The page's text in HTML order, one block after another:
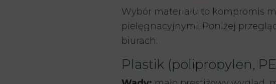
Wybór materiału to kompromis
pielęgnacyjnymi. Poniżej
biurach.
Plastik (polipropylen,